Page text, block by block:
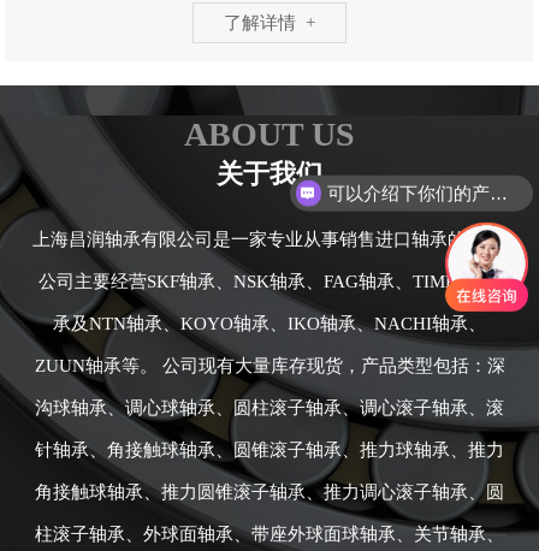
了解详情 +
ABOUT US
关于我们
上海昌润轴承有限公司是一家专业从事销售进口轴承的公司,
公司主要经营SKF轴承、NSK轴承、FAG轴承、TIMKEN轴
承及NTN轴承、KOYO轴承、IKO轴承、NACHI轴承、
ZUUN轴承等。 公司现有大量库存现货，产品类型包括：深
沟球轴承、调心球轴承、圆柱滚子轴承、调心滚子轴承、滚
针轴承、角接触球轴承、圆锥滚子轴承、推力球轴承、推力
角接触球轴承、推力圆锥滚子轴承、推力调心滚子轴承、圆
柱滚子轴承、外球面轴承、带座外球面球轴承、关节轴承、
可以介绍下你们的产品么